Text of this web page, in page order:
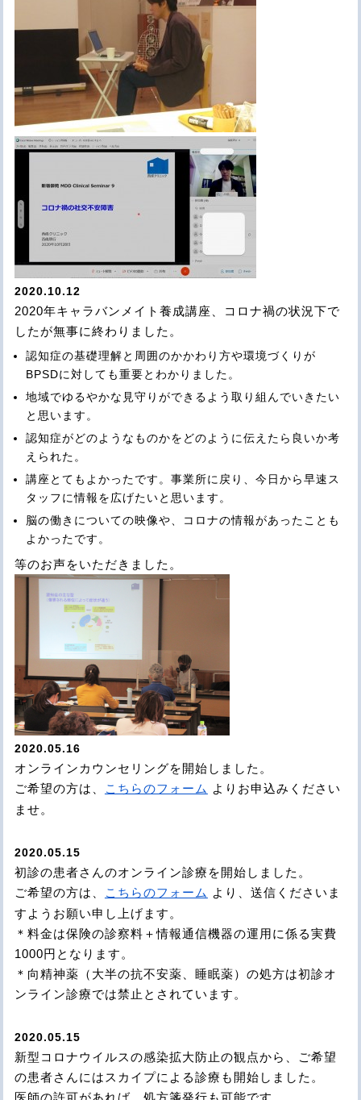
2020.10.12
2020年キャラバンメイト養成講座、コロナ禍の状況下で
したが無事に終わりました。
認知症の基礎理解と周囲のかかわり方や環境づくりが
BPSDに対しても重要とわかりました。
地域でゆるやかな見守りができるよう取り組んでいきたい
と思います。
認知症がどのようなものかをどのように伝えたら良いか考
えられた。
講座とてもよかったです。事業所に戻り、今日から早速ス
タッフに情報を広げたいと思います。
脳の働きについての映像や、コロナの情報があったことも
よかったです。
等のお声をいただきました。
2020.05.16
オンラインカウンセリングを開始しました。
ご希望の方は、
こちらのフォーム よりお申込みください
ませ。
2020.05.15
初診の患者さんのオンライン診療を開始しました。
ご希望の方は、
こちらのフォーム より、送信くださいま
すようお願い申し上げます。
＊料金は保険の診察料＋情報通信機器の運用に係る実費
1000円となります。
＊向精神薬（大半の抗不安薬、睡眠薬）の処方は初診オ
ンライン診療では禁止とされています。
2020.05.15
新型コロナウイルスの感染拡大防止の観点から、ご希望
の患者さんにはスカイプによる診療も開始しました。
医師の許可があれば、処方箋発行も可能です。